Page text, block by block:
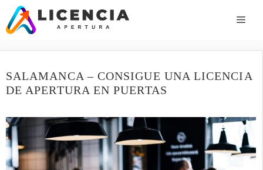
Saltar
contenido
SALAMANCA – CONSIGUE UNA LICENCIA
DE APERTURA EN PUERTAS